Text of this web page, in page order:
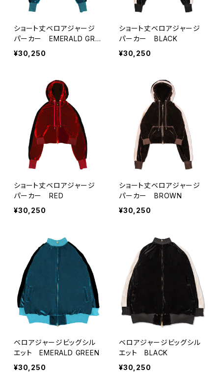
ショート丈ベロアジャージ
パーカー EMERALD GRE
EN
¥30,250
ショート丈ベロアジャージ
パーカー BLACK
¥30,250
ショート丈ベロアジャージ
パーカー RED
¥30,250
ショート丈ベロアジャージ
パーカー BROWN
¥30,250
ベロアジャージビッグシル
エット EMERALD GREEN
¥30,250
ベロアジャージビッグシル
エット BLACK
¥30,250